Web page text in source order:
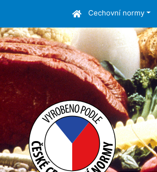
Cechovní normy